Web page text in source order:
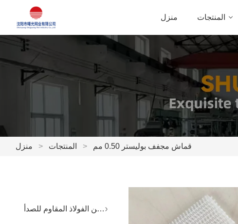
منزل المنتجات
منزل > المنتجات > قماش مجفف بوليستر 0.50 مم
شبكة من الفولاذ المقاوم للصدأ